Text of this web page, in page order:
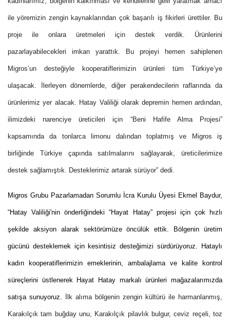
ile yöremizin zengin kaynaklarından çok başarılı iş fikirleri ürettiler. Bu
proje ile onlara üretmeleri için destek verdik. Ürünlerini
pazarlayabilecekleri imkan yarattık. Bu projeyi hemen sahiplenen
Migros’un desteğiyle kooperatiflerimizin ürünleri tüm Türkiye’ye
ulaşacak. İlerleyen dönemlerde, diğer perakendecilerin raflarında da
ürünlerimiz yer alacak. Hatay Valiliği olarak depremin hemen ardından,
ilimizdeki narenciye üreticileri için “Beni Hafife Alma Projesi”
kapsamında da tonlarca limonu dalından toplatmış ve Migros iş
birliğinde Türkiye çapında satılmalarını sağlayarak, üreticilerimize
destek sağlamıştık. Desteklerimiz artarak sürüyor” dedi.
Migros Grubu Pazarlamadan Sorumlu İcra Kurulu Üyesi Ekmel Baydur,
“Hatay Valiliği'nin önderliğindeki “Hayat Hatay” projesi için çok hızlı
şekilde aksiyon alarak sektörümüze öncülük ettik. Bölgenin üretim
gücünü desteklemek için kesintisiz desteğimizi sürdürüyoruz. Hataylı
kadın kooperatiflerimizin emeklerinin, ambalajlama ve kalite kontrol
süreçlerini üstlenerek Hayat Hatay markalı ürünleri mağazalarımızda
satışa sunuyoruz. İlk alıma bölgenin zengin kültürü ile harmanlanmış,
Karakılçık tam buğday unu, Karakılçık pilavlık bulgur, ceviz reçeli, toz